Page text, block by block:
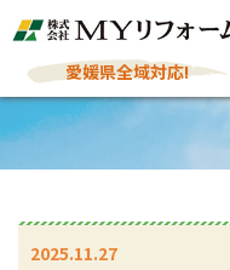
愛媛県全域対応!
2025.11.27